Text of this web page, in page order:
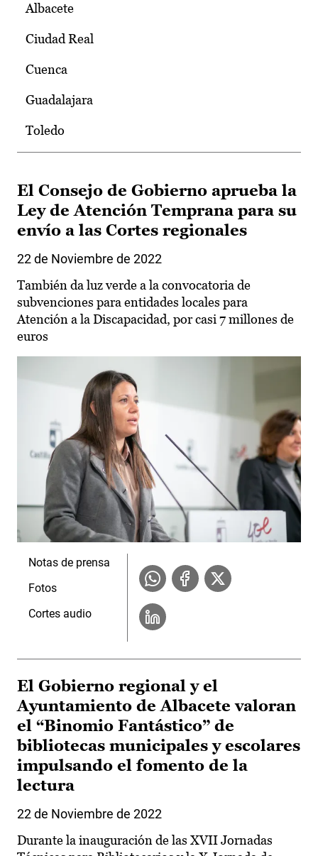
Albacete
Ciudad Real
Cuenca
Guadalajara
Toledo
El Consejo de Gobierno aprueba la
Ley de Atención Temprana para su
envío a las Cortes regionales
22 de Noviembre de 2022
También da luz verde a la convocatoria de
subvenciones para entidades locales para
Atención a la Discapacidad, por casi 7 millones de
euros
Notas de prensa
Fotos
Cortes audio
El Gobierno regional y el
Ayuntamiento de Albacete valoran
el “Binomio Fantástico” de
bibliotecas municipales y escolares
impulsando el fomento de la
lectura
22 de Noviembre de 2022
Durante la inauguración de las XVII Jornadas